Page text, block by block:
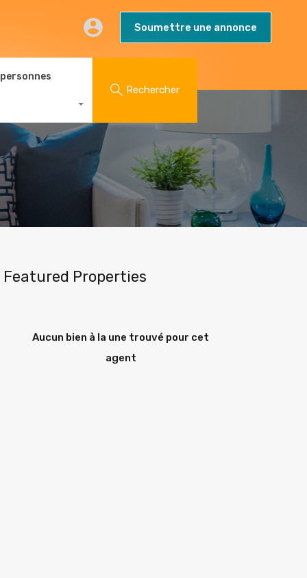
Blog Soumettre une annonce
Soumettre une annonce
Rechercher
Featured Properties
Aucun bien à la une trouvé pour cet
agent